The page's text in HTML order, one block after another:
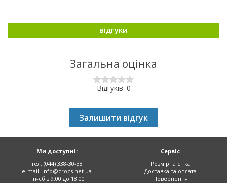
відгуки
Загальна оцінка
Відгуків: 0
Залишити відгук
Сервіс
Розмірна сітка
Доставка та оплата
Повернення
Ми доступні:
тел. (044) 338-30-38
e-mail: info@crocs.net.ua
пн-сб з 9:00 до 18:00